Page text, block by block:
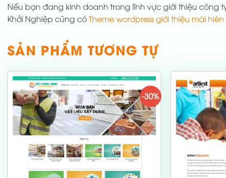
Nếu bạn đang kinh doanh trong lĩnh vực giới thiệu
Khởi Nghiệp cũng cóTheme wordpress giới thiệu mái hiên
SẢN PHẨM TƯƠNG TỰ
-30%